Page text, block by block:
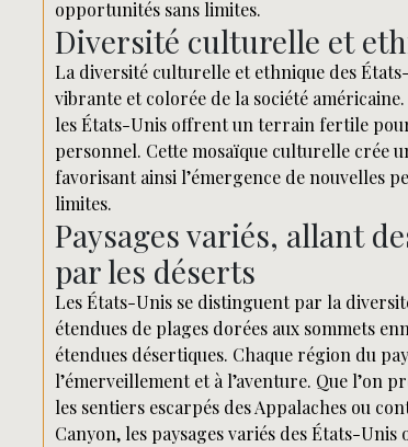
opportunités sans limites.
Diversité culturelle et
La diversité culturelle et ethnique des
vibrante et colorée de la société
les États-Unis offrent un terrain fertile pour
personnel. Cette mosaïque culturelle crée
favorisant ainsi l’émergence de nouvelles
limites.
Paysages variés, allant
par les déserts
Les États-Unis se distinguent par la
étendues de plages dorées aux sommets
étendues désertiques. Chaque région du
l’émerveillement et à l’aventure. Que l’on
les sentiers escarpés des Appalaches ou
Canyon, les paysages variés des États-